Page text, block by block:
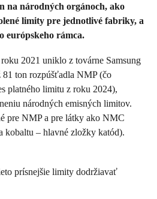
na národných orgánoch, ako
limity pre jednotlivé fabriky, a
európskeho rámca.
2021 uniklo z továrne Samsung
ton rozpúšťadla NMP (čo
platného limitu z roku 2024),
národných emisných limitov.
pre NMP a pre látky ako NMC
kobaltu – hlavné zložky katód).
prísnejšie limity dodržiavať